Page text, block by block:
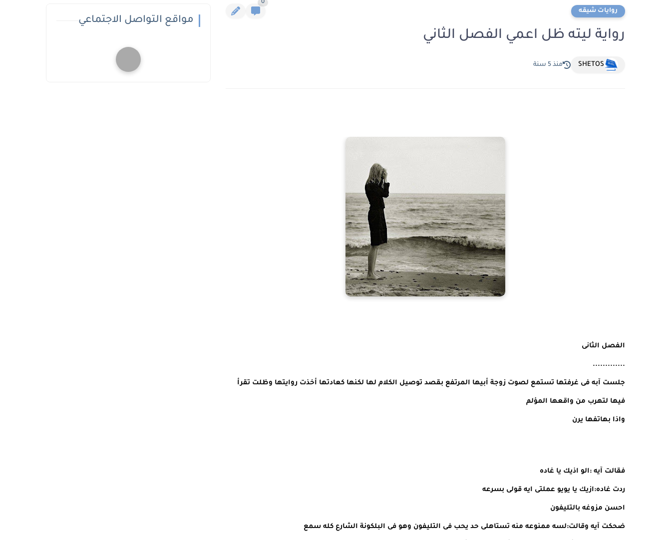
روايات شيقه
0
رواية ليته ظل اعمي الفصل الثاني
SHETOS منذ 5 سنة
الفصل الثانى
.............
جلست آبه فى غرفتها تستمع لصوت زوجة أبيها المرتفع بقصد توصيل الكلام لها لكنها كعادتها أخذت روايتها وظلت تقرأ
فيها لتهرب من واقعها المؤلم
واذا بهاتفها يرن
فقالت آيه :الو اذيك يا غاده
ردت غاده:ازيك يا يويو عملتى ايه قولى بسرعه
احسن مزوغه بالتليفون
ضحكت آيه وقالت:لسه ممنوعه منه تستاهلى حد يحب فى التليفون وهو فى البلكونة الشارع كله سمع
مواقع التواصل الاجتماعي